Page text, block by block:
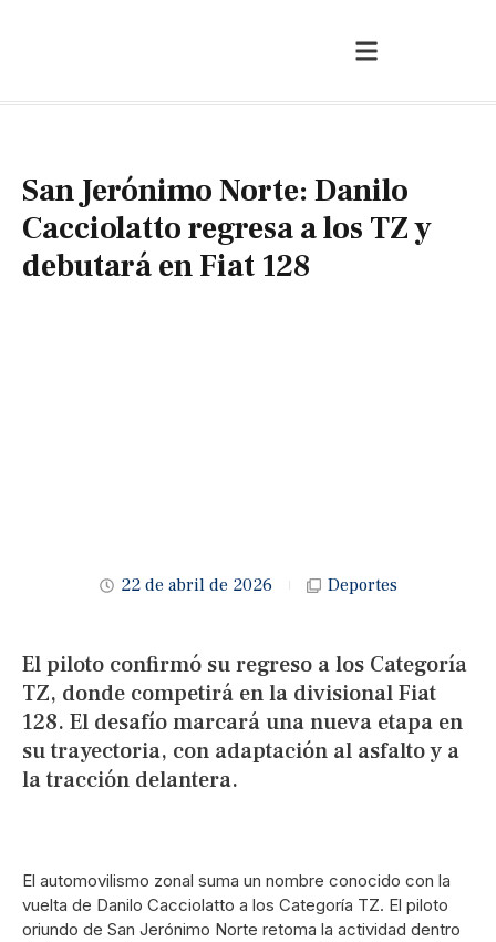
San Jerónimo Norte: Danilo
Cacciolatto regresa a los TZ y
debutará en Fiat 128
22 de abril de 2026 Deportes
El piloto confirmó su regreso a los Categoría
TZ, donde competirá en la divisional Fiat
128. El desafío marcará una nueva etapa en
su trayectoria, con adaptación al asfalto y a
la tracción delantera.
El automovilismo zonal suma un nombre conocido con la
vuelta de Danilo Cacciolatto a los Categoría TZ. El piloto
oriundo de San Jerónimo Norte retoma la actividad dentro